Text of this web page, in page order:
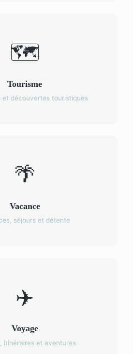
🗺️
Tourisme
et découvertes touristiques
🌴
Vacance
séjours et détente
✈️
Voyage
itinéraires et aventures